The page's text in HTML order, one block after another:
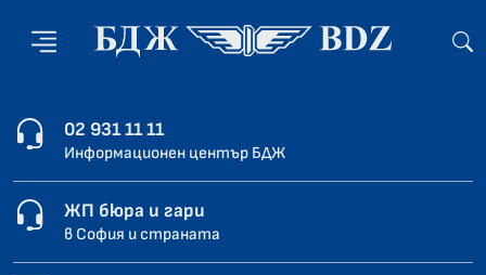
02 931 11 11
Информационен център БДЖ
ЖП бюра и гари
в София и страната